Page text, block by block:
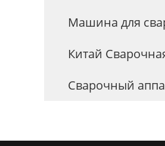
Машина для
Китай
Сварочный